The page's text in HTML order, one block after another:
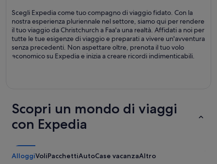
Scegli Expedia come tuo compagno di viaggio fidato. Con la
nostra esperienza pluriennale nel settore, siamo qui per rendere
il tuo viaggio da Christchurch a Faa'a una realtà. Affidati a noi per
tutte le tue esigenze di viaggio e preparati a vivere un'avventura
senza precedenti. Non aspettare oltre, prenota il tuo volo
economico su Expedia e inizia a creare ricordi indimenticabili.
Scopri un mondo di viaggi
con Expedia
AlloggiVoliPacchettiAutoCase vacanzaAltro